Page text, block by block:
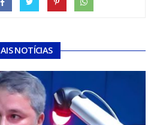
NOTÍCIAS